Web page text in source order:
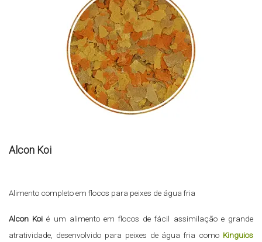
Alcon Koi
Alimento completo em flocos para peixes de água fria
Alcon Koi é um alimento em flocos de fácil assimilação e grande
atratividade, desenvolvido para peixes de água fria como Kinguios